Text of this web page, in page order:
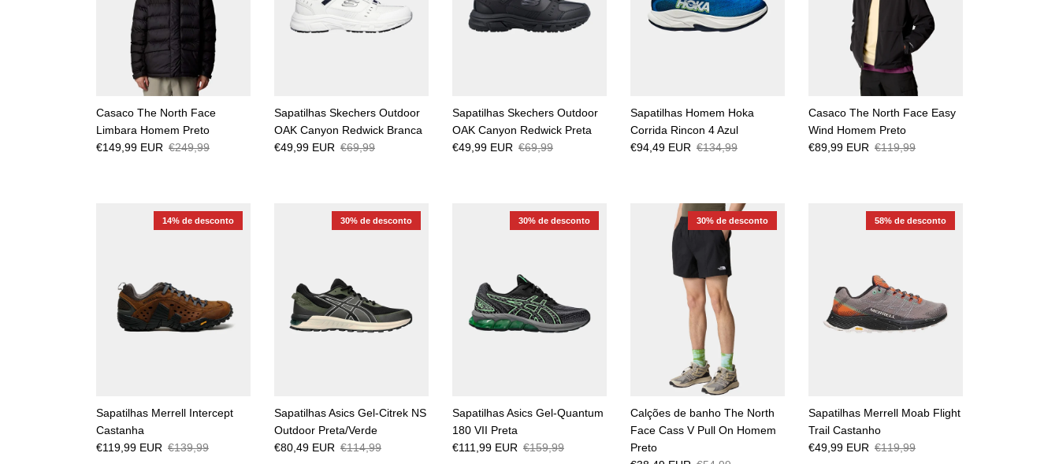
Casaco The North Face
Limbara Homem Preto
€149,99 EUR €249,99
Sapatilhas Skechers Outdoor
OAK Canyon Redwick Branca
€49,99 EUR €69,99
Sapatilhas Skechers Outdoor
OAK Canyon Redwick Preta
€49,99 EUR €69,99
Sapatilhas Homem Hoka
Corrida Rincon 4 Azul
€94,49 EUR €134,99
Casaco The North Face Easy
Wind Homem Preto
€89,99 EUR €119,99
14% de desconto
Sapatilhas Merrell Intercept
Castanha
€119,99 EUR €139,99
30% de desconto
Sapatilhas Asics Gel-Citrek NS
Outdoor Preta/Verde
€80,49 EUR €114,99
30% de desconto
Sapatilhas Asics Gel-Quantum
180 VII Preta
€111,99 EUR €159,99
30% de desconto
Calções de banho The North
Face Cass V Pull On Homem
Preto
58% de desconto
Sapatilhas Merrell Moab Flight
Trail Castanho
€49,99 EUR €119,99